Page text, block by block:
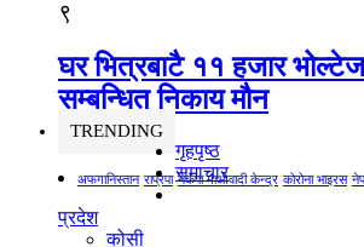
९
घर भित्रबाटै ११ हजार
सम्बन्धित निकाय मौन
TRENDING
अफगानिस्तान राप्रपा नेकपा माओवादी केन्द्र कोरोना भाइरस
गृहपृष्ठ
समाचार
प्रदेश
कोसी